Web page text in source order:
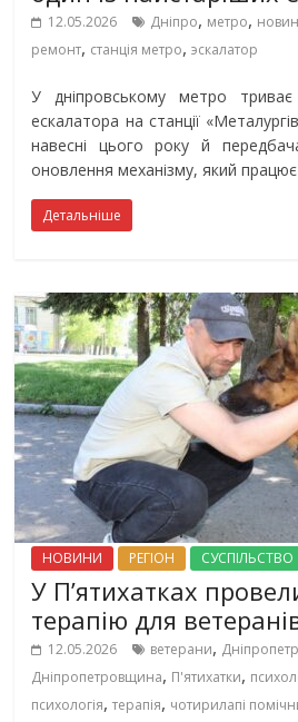
12.05.2026 Дніпро, метро,
ремонт, станція метро,эскалатор
У дніпровському метро триває
ескалатора на станції
навесні цього року й
оновлення механізму, який
Детальніше
НОВИНИ РЕГІОН СУСПІЛЬСТВО
У П’ятихатках
терапію для
12.05.2026 ветерани,
Дніпропетровщина, П'ятихатки,
психологія,терапія, чотирилапі